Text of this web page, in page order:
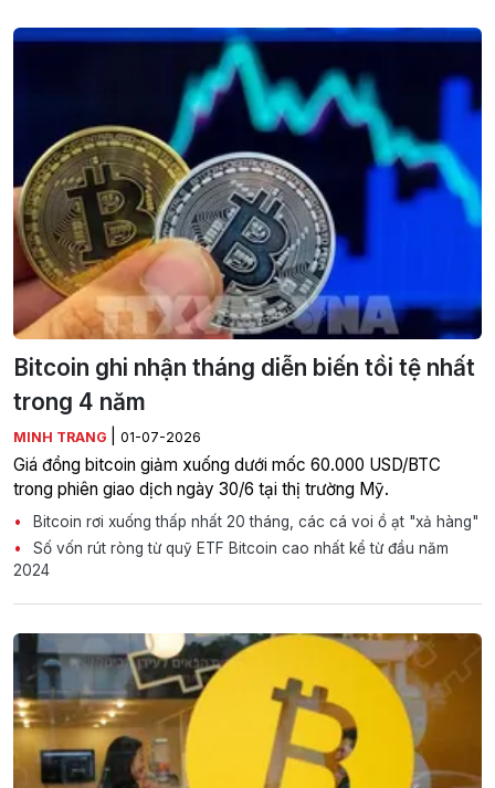
Bitcoin ghi nhận tháng diễn biến tồi tệ nhất
trong 4 năm
MINH TRANG 01-07-2026
Giá đồng bitcoin giảm xuống dưới mốc 60.000 USD/BTC
trong phiên giao dịch ngày 30/6 tại thị trường Mỹ.
Bitcoin rơi xuống thấp nhất 20 tháng, các cá voi ồ ạt "xả hàng"
Số vốn rút ròng từ quỹ ETF Bitcoin cao nhất kể từ đầu năm
2024